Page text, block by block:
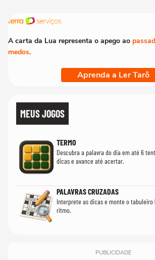
A carta da Lua representa o apego ao
medos.
Aprenda a Ler Tarô
MEUS JOGOS
TERMO
Descubra a palavra do dia em até 6
dicas e avance até acertar.
PALAVRAS CRUZADAS
Interprete as dicas e monte o
ritmo.
PUBLICIDADE